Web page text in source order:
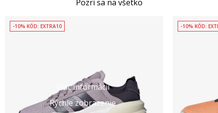
Pozri sa na všetko
Viac informácií
Rýchle zobrazenie
-10% KÓD: EXTRA10 -10% KÓD: